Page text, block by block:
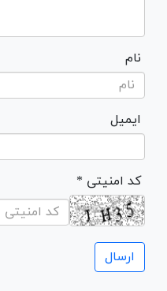
نام
ایمیل
* کد امنیتی